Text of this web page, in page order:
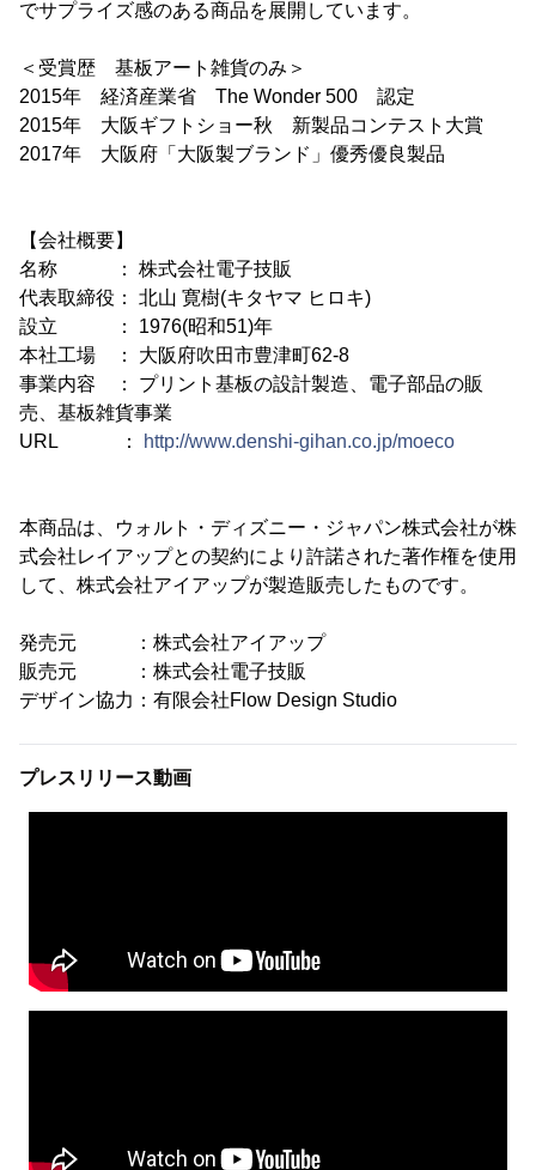
でサプライズ感のある商品を展開しています。
＜受賞歴 基板アート雑貨のみ＞
2015年 経済産業省 The Wonder 500 認定
2015年 大阪ギフトショー秋 新製品コンテスト大賞
2017年 大阪府「大阪製ブランド」優秀優良製品
【会社概要】
名称 ： 株式会社電子技販
代表取締役： 北山 寛樹(キタヤマ ヒロキ)
設立 ： 1976(昭和51)年
本社工場 ： 大阪府吹田市豊津町62-8
事業内容 ： プリント基板の設計製造、電子部品の販
売、基板雑貨事業
URL ：
http://www.denshi-gihan.co.jp/moeco
本商品は、ウォルト・ディズニー・ジャパン株式会社が株
式会社レイアップとの契約により許諾された著作権を使用
して、株式会社アイアップが製造販売したものです。
発売元 ：株式会社アイアップ
販売元 ：株式会社電子技販
デザイン協力：有限会社Flow Design Studio
プレスリリース動画